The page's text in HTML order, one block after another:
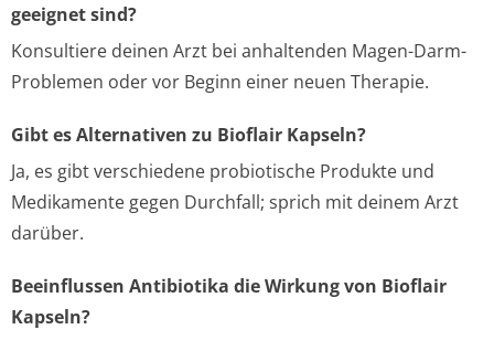
geeignet sind?
Konsultiere deinen Arzt bei anhaltenden Magen-Darm-
Problemen oder vor Beginn einer neuen Therapie.
Gibt es Alternativen zu Bioflair Kapseln?
Ja, es gibt verschiedene probiotische Produkte und
Medikamente gegen Durchfall; sprich mit deinem Arzt
darüber.
Beeinflussen Antibiotika die Wirkung von Bioflair
Kapseln?